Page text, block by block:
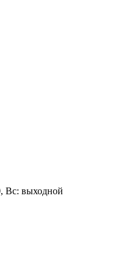
Вс: выходной